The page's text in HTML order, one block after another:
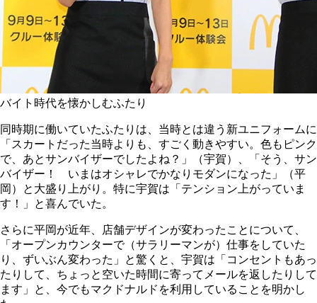
バイト時代を懐かしむふたり
同時期に働いていたふたりは、当時とは違う新ユニフォームに
「スカートだった当時よりも、すごく動きやすい。色もピンク
で、あとサンバイザーでしたよね？」（宇賀）、「そう、サン
バイザー！ いまはオシャレでかなりモダンになった」（平
岡）と大盛り上がり。特に宇賀は「テンション上がっていま
す！」と喜んでいた。
さらに平岡が近年、店舗デザインが変わったことについて、
「オープンカウンターで（サラリーマンが）仕事をしていた
り、ずいぶん変わった」と驚くと、宇賀は「コンセントもあっ
たりして、ちょっと空いた時間に寄ってメールを返したりして
ます」と、今でもマクドナルドを利用していることを明かし